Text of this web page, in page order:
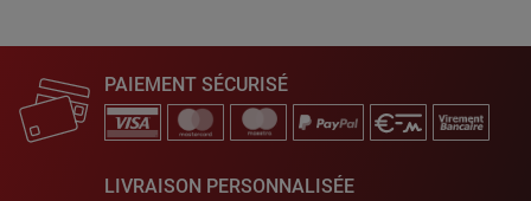
PAIEMENT SÉCURISÉ
LIVRAISON PERSONNALISÉE